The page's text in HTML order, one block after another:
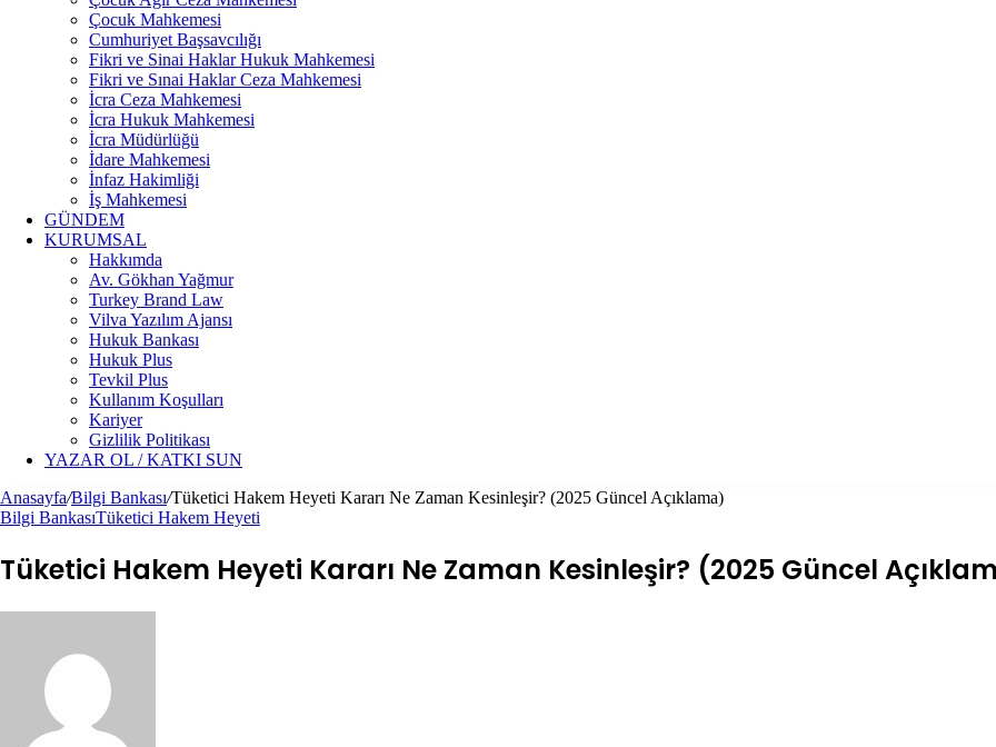
Çocuk Mahkemesi
Cumhuriyet Başsavcılığı
Fikri ve Sinai Haklar Hukuk Mahkemesi
Fikri ve Sınai Haklar Ceza Mahkemesi
İcra Ceza Mahkemesi
İcra Hukuk Mahkemesi
İcra Müdürlüğü
İdare Mahkemesi
İnfaz Hakimliği
İş Mahkemesi
GÜNDEM
KURUMSAL
Hakkımda
Av. Gökhan Yağmur
Turkey Brand Law
Vilva Yazılım Ajansı
Hukuk Bankası
Hukuk Plus
Tevkil Plus
Kullanım Koşulları
Kariyer
Gizlilik Politikası
YAZAR OL / KATKI SUN
Anasayfa/Bilgi Bankası/Tüketici Hakem Heyeti Kararı Ne Zaman Kesinleşir? (2025 Güncel Açıklama)
Bilgi BankasıTüketici Hakem Heyeti
Tüketici Hakem Heyeti Kararı Ne Zaman Kesinleşir? (2025 Güncel